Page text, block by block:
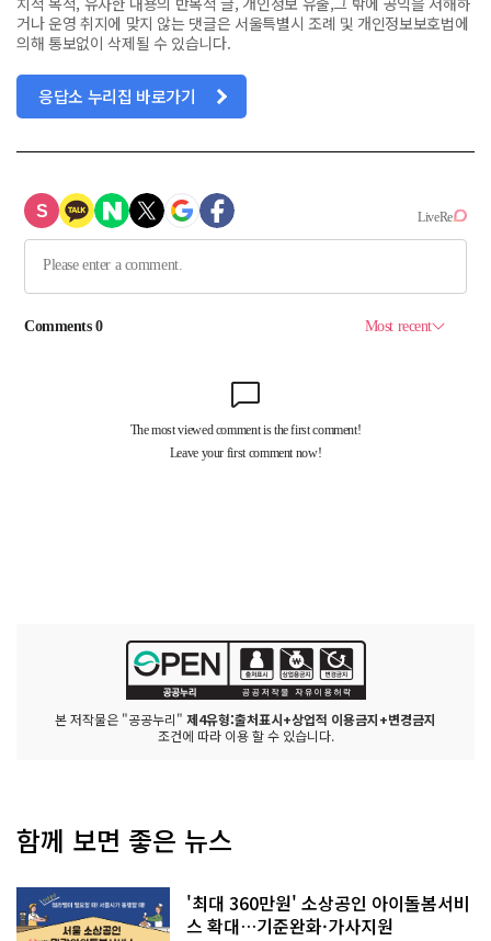
거나 운영 취지에 맞지 않는 댓글은 서울특별시 조례 및 개인정보보호법에
의해 통보없이 삭제될 수 있습니다.
응답소 누리집 바로가기
본 저작물은 "공공누리" 제4유형:출처표시+상업적 이용금지+변경금지
조건에 따라 이용 할 수 있습니다.
함께 보면 좋은 뉴스
'최대 360만원' 소상공인 아이돌봄서비
스 확대…기준완화·가사지원